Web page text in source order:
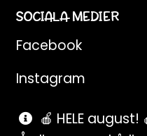
SOCIALA MEDIER
Facebook
Instagram
Pinterest
🍎 HELE